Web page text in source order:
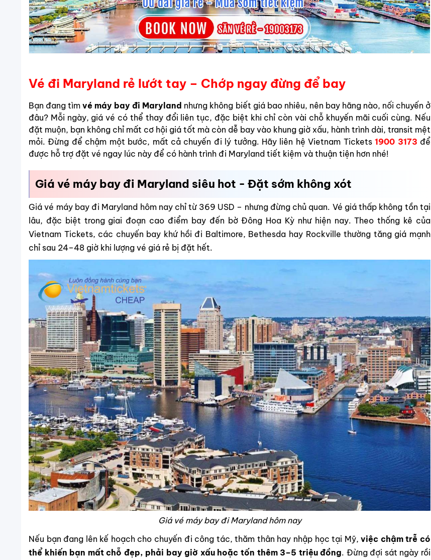
Vé đi Maryland rẻ lướt tay – Chớp ngay đừng để bay
Bạn đang tìmvé máy bay đi Maryland nhưng không biết giá bao nhiêu, nên bay hãng nào, nối chuyến ở
đâu? Mỗi ngày, giá vé có thể thay đổi liên tục, đặc biệt khi chỉ còn vài chỗ khuyến mãi cuối cùng. Nếu
đặt muộn, bạn không chỉ mất cơ hội giá tốt mà còn dễ bay vào khung giờ xấu, hành trình dài, transit mệt
mỏi.Đừng để chậm một bước, mất cả chuyến đi lý tưởng. Hãy liên hệ Vietnam Tickets1900 3173 để
được hỗ trợ đặt vé ngay lúc này để có hành trình đi Maryland tiết kiệm và thuận tiện hơn nhé!
Giá vé máy bay đi Maryland siêu hot - Đặt sớm không xót
Giá vé máy bay đi Maryland hôm nay chỉ từ 369 USD – nhưng đừng chủ quan. Vé giá thấp không tồn tại
lâu, đặc biệt trong giai đoạn cao điểm bay đến bờ Đông Hoa Kỳ như hiện nay. Theo thống kê của
Vietnam Tickets, các chuyến bay khứ hồi đi Baltimore, Bethesda hay Rockville thường tăng giá mạnh
chỉ sau 24–48 giờ khi lượng vé giá rẻ bị đặt hết.
Giá vé máy bay đi Maryland hôm nay
Nếu bạn đang lên kế hoạch cho chuyến đi công tác, thăm thân hay nhập học tại Mỹ,việc chậm trễ có
thể khiến bạn mất chỗ đẹp, phải bay giờ xấu hoặc tốn thêm 3–5 triệu đồng. Đừng đợi sát ngày rồi